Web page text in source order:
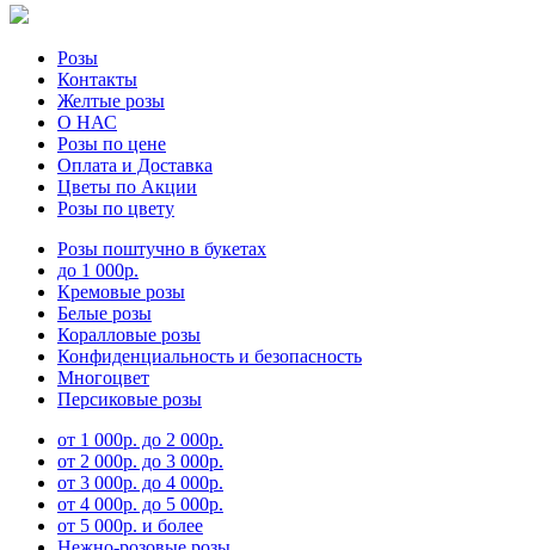
Розы
Контакты
Желтые розы
О НАС
Розы по цене
Оплата и Доставка
Цветы по Акции
Розы по цвету
Розы поштучно в букетах
до 1 000р.
Кремовые розы
Белые розы
Коралловые розы
Конфиденциальность и безопасность
Многоцвет
Персиковые розы
от 1 000р. до 2 000р.
от 2 000р. до 3 000р.
от 3 000р. до 4 000р.
от 4 000р. до 5 000р.
от 5 000р. и более